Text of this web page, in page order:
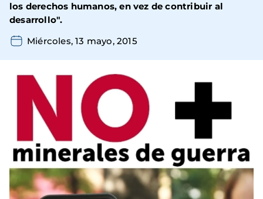
los derechos humanos, en vez de contribuir al
desarrollo".
Miércoles, 13 mayo, 2015